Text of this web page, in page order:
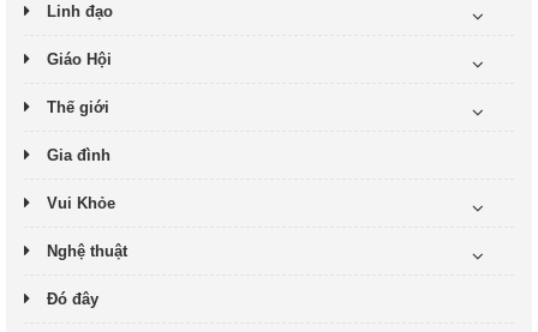
Linh đạo
Giáo Hội
Thế giới
Gia đình
Vui Khỏe
Nghệ thuật
Đó đây